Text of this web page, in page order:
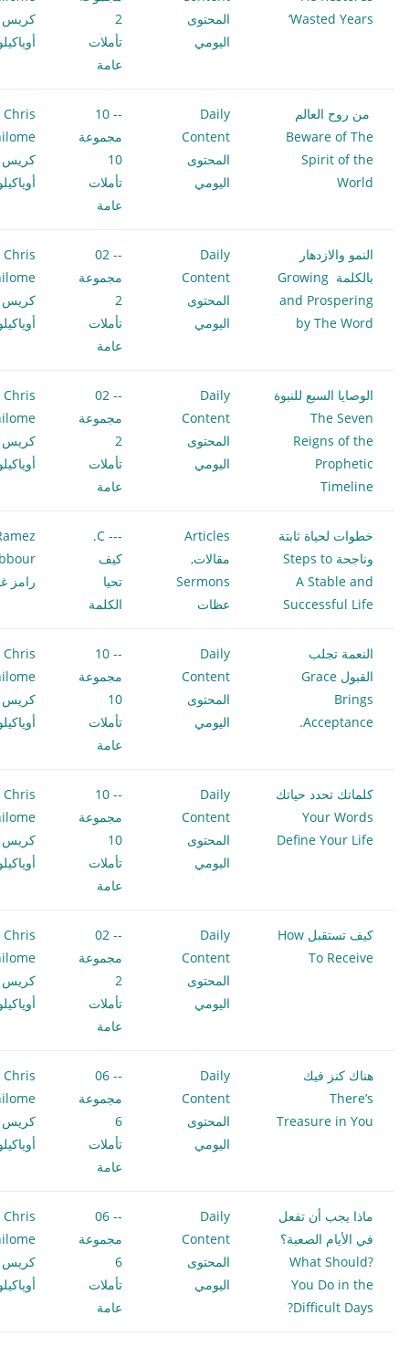
‘Wasted Years
المحتوى
اليومي
2
تأملات
عامة
كريس
من روح العالم
Beware of The
Spirit of the
World
Daily
Content
المحتوى
اليومي
-- 10
مجموعة
10
تأملات
عامة
Chris
كريس
النمو والازدهار
بالكلمة Growing
and Prospering
by The Word
Daily
Content
المحتوى
اليومي
-- 02
مجموعة
2
تأملات
عامة
Chris
كريس
الوصايا السبع للنبوة
The Seven
Reigns of the
Prophetic
Timeline
Daily
Content
المحتوى
اليومي
-- 02
مجموعة
2
تأملات
عامة
Chris
كريس
خطوات لحياة ثابتة
وناجحة Steps to
A Stable and
Successful Life
Articles
مقالات,
Sermons
عظات
--- C.
كيف
تحيا
الكلمة
رامز
النعمة تجلب
القبول Grace
Brings
Acceptance.
Daily
Content
المحتوى
اليومي
-- 10
مجموعة
10
تأملات
عامة
Chris
كريس
كلماتك تحدد حياتك
Your Words
Define Your Life
Daily
Content
المحتوى
اليومي
-- 10
مجموعة
10
تأملات
عامة
Chris
كريس
كيف تستقبل How
To Receive
Daily
Content
المحتوى
اليومي
-- 02
مجموعة
2
تأملات
عامة
Chris
كريس
هناك كنز فيك
There’s
Treasure in You
Daily
Content
المحتوى
اليومي
-- 06
مجموعة
6
تأملات
عامة
Chris
كريس
ماذا يجب أن تفعل
في الأيام الصعبة؟
?What Should
You Do in the
Difficult Days?
Daily
Content
المحتوى
اليومي
-- 06
مجموعة
6
تأملات
عامة
Chris
كريس